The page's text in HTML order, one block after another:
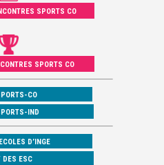
SPORTS CO
SPORTS CO
CO
IND
D’INGE
DES ESC